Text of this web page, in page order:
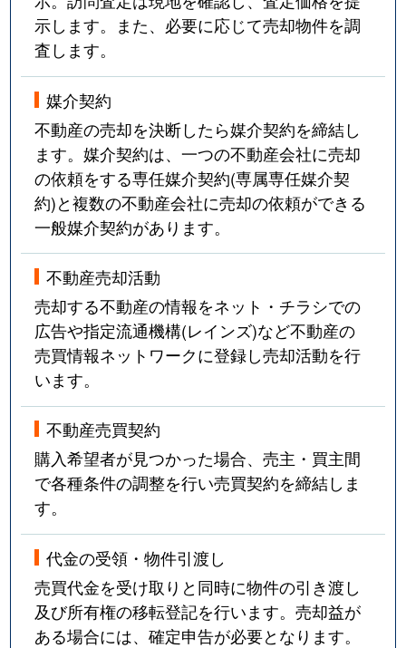
示します。また、必要に応じて売却物件を調
査します。
媒介契約
不動産の売却を決断したら媒介契約を締結し
ます。媒介契約は、一つの不動産会社に売却
の依頼をする専任媒介契約(専属専任媒介契
約)と複数の不動産会社に売却の依頼ができる
一般媒介契約があります。
不動産売却活動
売却する不動産の情報をネット・チラシでの
広告や指定流通機構(レインズ)など不動産の
売買情報ネットワークに登録し売却活動を行
います。
不動産売買契約
購入希望者が見つかった場合、売主・買主間
で各種条件の調整を行い売買契約を締結しま
す。
代金の受領・物件引渡し
売買代金を受け取りと同時に物件の引き渡し
及び所有権の移転登記を行います。売却益が
ある場合には、確定申告が必要となります。